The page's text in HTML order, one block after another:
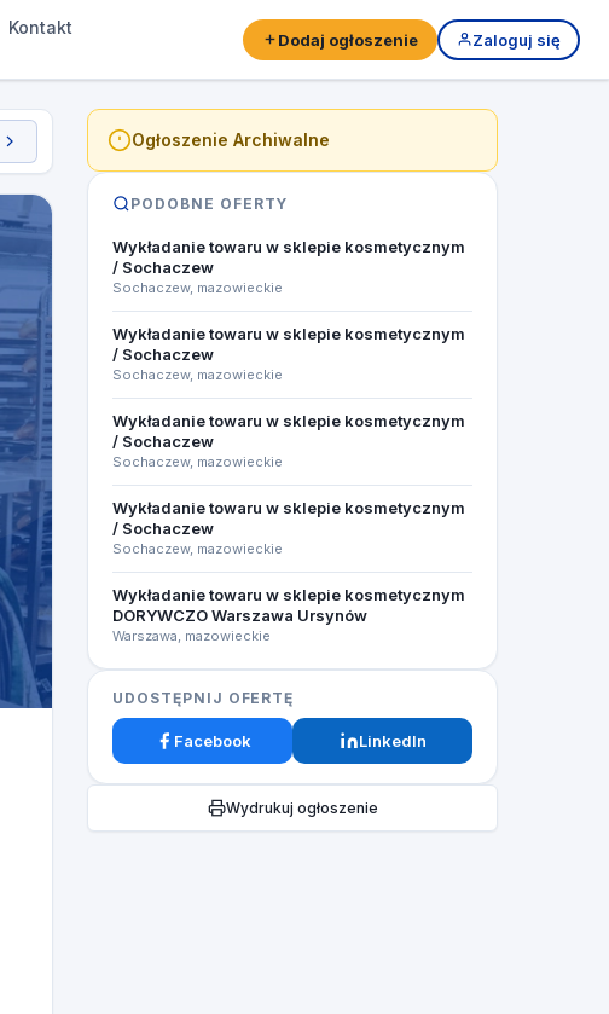
Kontakt
Dodaj ogłoszenie Zaloguj się
Ogłoszenie Archiwalne
PODOBNE OFERTY
Wykładanie towaru w sklepie kosmetycznym
/ Sochaczew
Sochaczew, mazowieckie
Wykładanie towaru w sklepie kosmetycznym
/ Sochaczew
Sochaczew, mazowieckie
Wykładanie towaru w sklepie kosmetycznym
/ Sochaczew
Sochaczew, mazowieckie
Wykładanie towaru w sklepie kosmetycznym
/ Sochaczew
Sochaczew, mazowieckie
Wykładanie towaru w sklepie kosmetycznym
DORYWCZO Warszawa Ursynów
Warszawa, mazowieckie
UDOSTĘPNIJ OFERTĘ
Facebook LinkedIn
Wydrukuj ogłoszenie